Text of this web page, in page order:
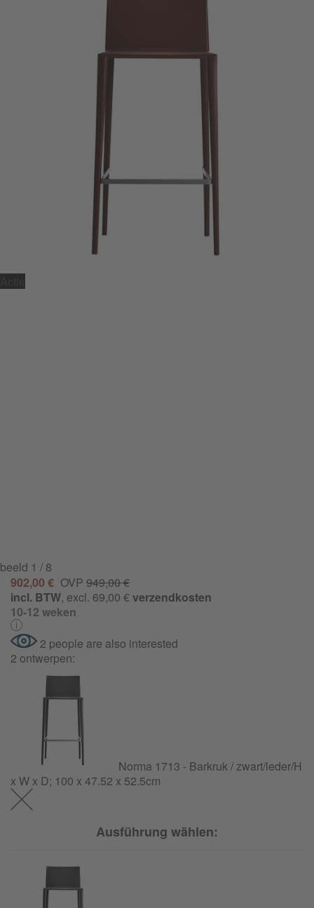
beeld 1 / 8
902,00 € OVP 949,00 €
incl. BTW, excl. 69,00 €verzendkosten
10-12 weken
2 people are also interested
2 ontwerpen:
Norma 1713 - Barkruk / zwart/leder/H
x W x D; 100 x 47.52 x 52.5cm
Ausführung wählen: